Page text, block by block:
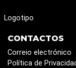
Logotipo
CONTACTOS
Correio electrónico
Política de